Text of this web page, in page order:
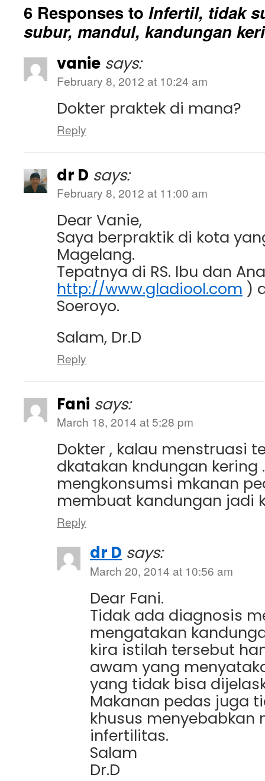
6 Responses to Infertil, tidak
subur, mandul, kandungan
vanie says:
February 8, 2012 at 10:24 am
Dokter praktek di mana?
Reply
dr D says:
February 8, 2012 at 11:00 am
Dear Vanie,
Saya berpraktik di kota
Magelang.
Tepatnya di RS. Ibu dan
http://www.gladiool.com )
Soeroyo.
Salam, Dr.D
Reply
Fani says:
March 18, 2014 at 5:28 pm
Dokter , kalau menstruasi
dkatakan kndungan kering
mengkonsumsi mkanan
membuat kandungan jadi
Reply
dr D says:
March 20, 2014 at 10:56 am
Dear Fani.
Tidak ada diagnosis
mengatakan
kira istilah tersebut
awam yang
yang tidak bisa
Makanan pedas juga
khusus menyebabkan
infertilitas.
Salam
Dr.D